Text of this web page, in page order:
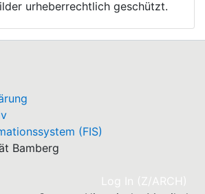
urheberrechtlich geschützt.
(FIS)
Bamberg
Log In (Z/ARCH)